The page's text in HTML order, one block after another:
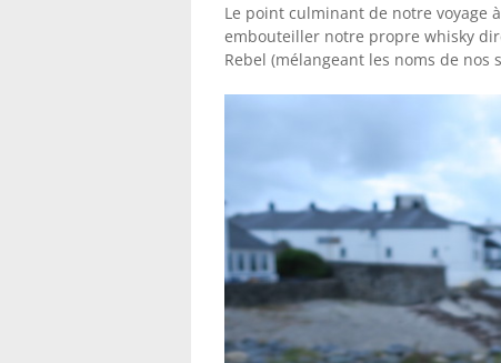
Le point culminant de notre voyage
embouteiller notre propre whisky
Rebel (mélangeant les noms de nos